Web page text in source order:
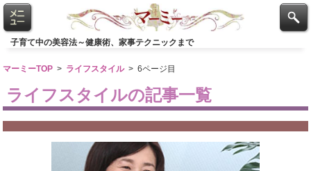
子育て中の美容法～健康術、家事テクニックまで
マーミーTOP > ライフスタイル>6ページ目
ライフスタイルの記事一覧